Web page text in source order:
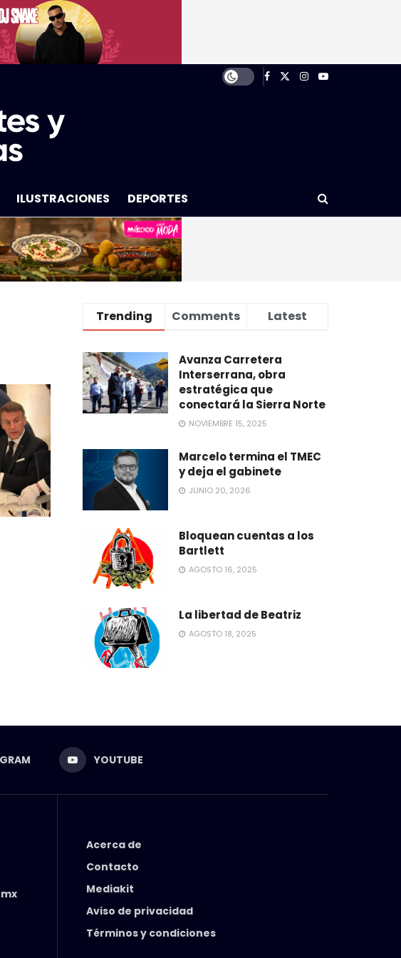
ILUSTRACIONES DEPORTES
Trending Comments Latest
Avanza Carretera
Interserrana, obra
estratégica que
conectará la Sierra Norte
NOVIEMBRE 15, 2025
Marcelo termina el TMEC
y deja el gabinete
JUNIO 20, 2026
Bloquean cuentas a los
Bartlett
AGOSTO 16, 2025
La libertad de Beatriz
AGOSTO 18, 2025
YOUTUBE
Acerca de
Contacto
Mediakit
Aviso de privacidad
Términos y condiciones